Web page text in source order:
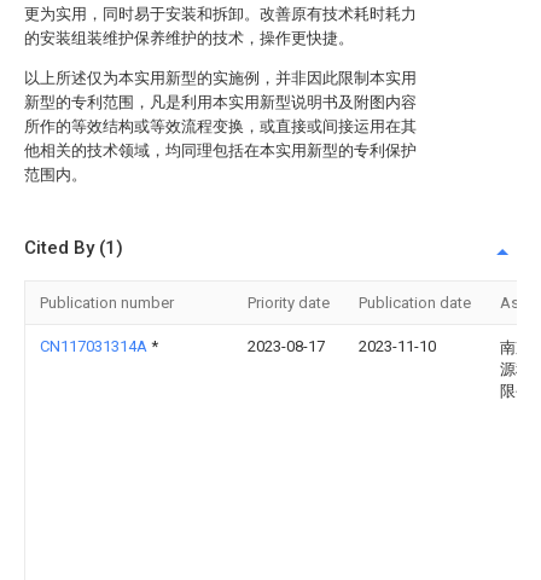
更为实用，同时易于安装和拆卸。改善原有技术耗时耗力
的安装组装维护保养维护的技术，操作更快捷。
以上所述仅为本实用新型的实施例，并非因此限制本实用
新型的专利范围，凡是利用本实用新型说明书及附图内容
所作的等效结构或等效流程变换，或直接或间接运用在其
他相关的技术领域，均同理包括在本实用新型的专利保护
范围内。
Cited By (1)
Publication number Priority date Publication date
CN117031314A * 2023-08-17 2023-11-10
南京
源科
限公